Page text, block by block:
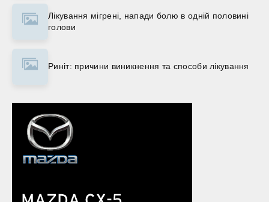
Лікування мігрені, напади болю в одній половині
голови
Риніт: причини виникнення та способи лікування